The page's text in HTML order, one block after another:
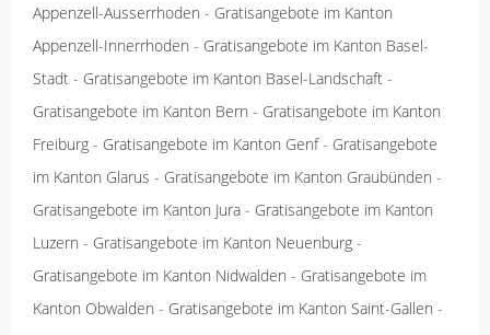
Appenzell-Ausserrhoden - Gratisangebote im Kanton
Appenzell-Innerrhoden - Gratisangebote im Kanton Basel-
Stadt - Gratisangebote im Kanton Basel-Landschaft -
Gratisangebote im Kanton Bern - Gratisangebote im Kanton
Freiburg - Gratisangebote im Kanton Genf- Gratisangebote
im Kanton Glarus - Gratisangebote im Kanton Graubünden -
Gratisangebote im Kanton Jura - Gratisangebote im Kanton
Luzern - Gratisangebote im Kanton Neuenburg -
Gratisangebote im Kanton Nidwalden - Gratisangebote im
Kanton Obwalden - Gratisangebote im Kanton Saint-Gallen -